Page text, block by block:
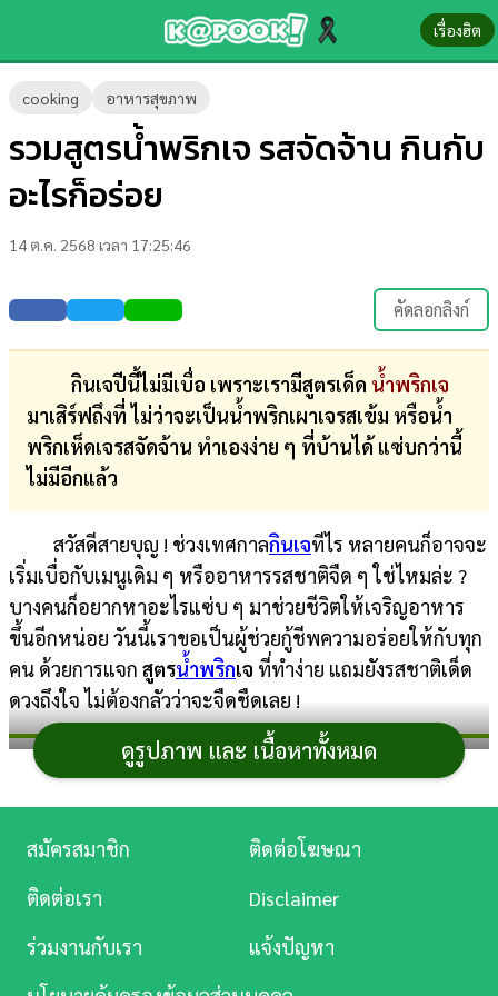
เรื่องฮิต
cooking อาหารสุขภาพ
รวมสูตรน้ำพริกเจ รสจัดจ้าน กินกับ
อะไรก็อร่อย
14 ต.ค. 2568 เวลา 17:25:46
คัดลอกลิงก์
กินเจปีนี้ไม่มีเบื่อ เพราะเรามีสูตรเด็ด น้ำพริกเจ
มาเสิร์ฟถึงที่ ไม่ว่าจะเป็นน้ำพริกเผาเจรสเข้ม หรือน้ำ
พริกเห็ดเจรสจัดจ้าน ทำเองง่าย ๆ ที่บ้านได้ แซ่บกว่านี้
ไม่มีอีกแล้ว
สวัสดีสายบุญ ! ช่วงเทศกาลกินเจทีไร หลายคนก็อาจจะ
เริ่มเบื่อกับเมนูเดิม ๆ หรืออาหารรสชาติจืด ๆ ใช่ไหมล่ะ ?
บางคนก็อยากหาอะไรแซ่บ ๆ มาช่วยชีวิตให้เจริญอาหาร
ขึ้นอีกหน่อย วันนี้เราขอเป็นผู้ช่วยกู้ชีพความอร่อยให้กับทุก
คน ด้วยการแจก สูตรน้ำพริกเจ ที่ทำง่าย แถมยังรสชาติเด็ด
ดวงถึงใจ ไม่ต้องกลัวว่าจะจืดชืดเลย !
สูตรน้ำพริกเจ แซ่บซี้ด
ไม่ง้อเนื้อสัตว์ กินกับอะไรก็
อร่อย
ดูรูปภาพ และ เนื้อหาทั้งหมด
ข่าว-
ความ
รู้
บันเทิง
ตรวจ
ผล
บอล
สด
การ
เงิน
การ
ศึกษา
บันเทิง
ดู
Music
สมัครสมาชิก
ติดต่อโฆษณา
ติดต่อเรา
Disclaimer
ร่วมงานกับเรา
แจ้งปัญหา